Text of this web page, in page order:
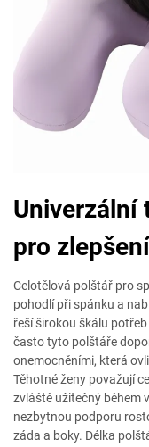
Univerzální
pro
Celotělová polštář pro
pohodlí při spánku a
řeší širokou škálu
často tyto polštáře
onemocněními, která
Těhotné ženy považují
zvláště užitečný během
nezbytnou podporu
záda a boky. Délka